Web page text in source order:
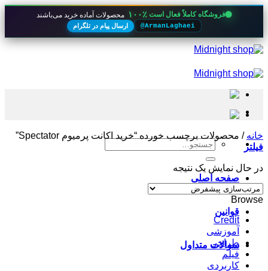
فروشگاه کاملاً فعال است ۱۰۰٪ محصولات آماده خرید می‌باشند
@ArmanLaghaei ارسال پیام در تلگرام
Skip
to
جستجو
صفحه اصلی
قوانین
سوالات متداول
خانه / محصولات برچسب خورده “خرید اکانت پرمیوم Spectator”
فیلتر
در حال نمایش یک نتیجه
Browse
Credit
آموزشی
طراحی
فیلم
کاربردی